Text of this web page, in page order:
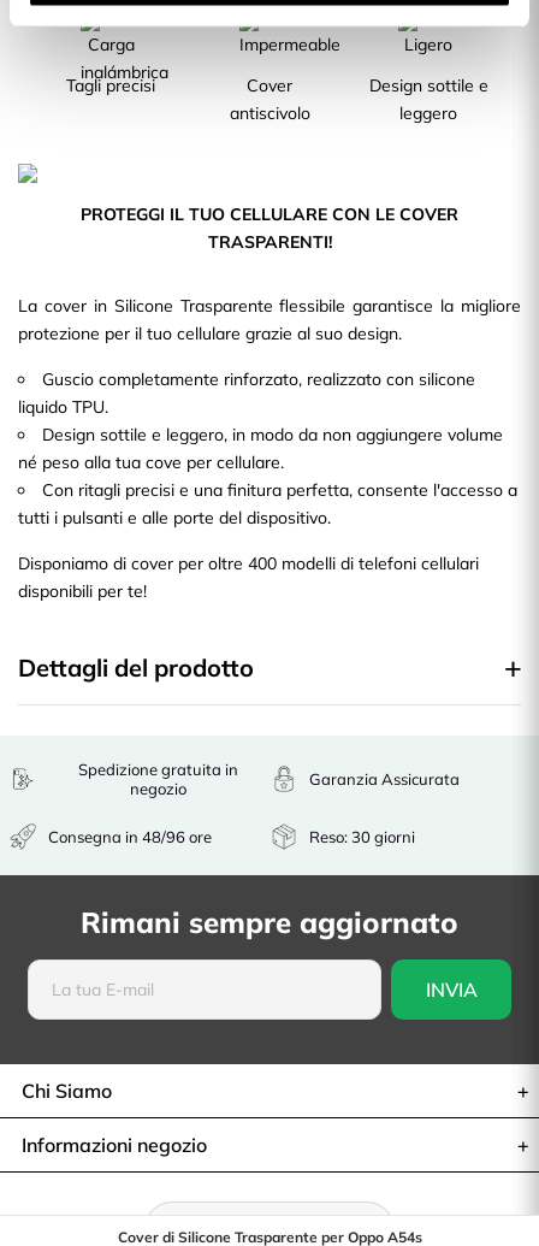
Cover di Silicone Trasparente per Oppo A54s
Tagli precisi
Cover
antiscivolo
Design sottile e
leggero
PROTEGGI IL TUO CELLULARE CON LE COVER
TRASPARENTI!
La cover in Silicone Trasparente flessibile garantisce la migliore
protezione per il tuo cellulare grazie al suo design.
Guscio completamente rinforzato, realizzato con silicone
liquido TPU.
Design sottile e leggero, in modo da non aggiungere volume
né peso alla tua cove per cellulare.
Con ritagli precisi e una finitura perfetta, consente l'accesso a
tutti i pulsanti e alle porte del dispositivo.
Disponiamo di cover per oltre 400 modelli di telefoni cellulari
disponibili per te!
Dettagli del prodotto
Spedizione gratuita in
negozio
Consegna in 48/96 ore
Garanzia Assicurata
Reso: 30 giorni
Rimani sempre aggiornato
Chi Siamo
Informazioni negozio
Recesso dal contratto